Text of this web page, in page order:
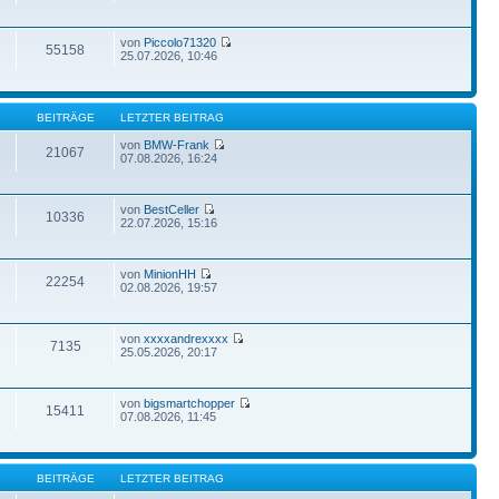
55158 von Piccolo71320
25.07.2026, 10:46
BEITRÄGE LETZTER BEITRAG
21067 von BMW-Frank
07.08.2026, 16:24
10336 von BestCeller
22.07.2026, 15:16
22254 von MinionHH
02.08.2026, 19:57
7135 vonxxxxandrexxxx
25.05.2026, 20:17
15411 vonbigsmartchopper
07.08.2026, 11:45
BEITRÄGE LETZTER BEITRAG